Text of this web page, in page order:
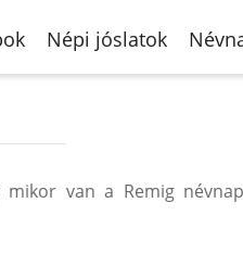
Népi jóslatok
van a Remig